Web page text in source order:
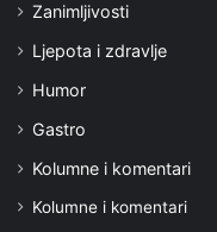
Zanimljivosti
Ljepota i zdravlje
Humor
Gastro
Kolumne i komentari
Kolumne i komentari